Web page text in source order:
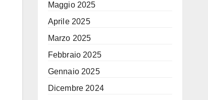
Maggio 2025
Aprile 2025
Marzo 2025
Febbraio 2025
Gennaio 2025
Dicembre 2024